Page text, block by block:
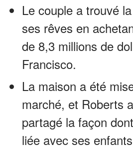
Le couple a trouvé
ses rêves en
de 8,3 millions de
Francisco.
La maison a été
marché, et Roberts
partagé la façon
liée avec ses